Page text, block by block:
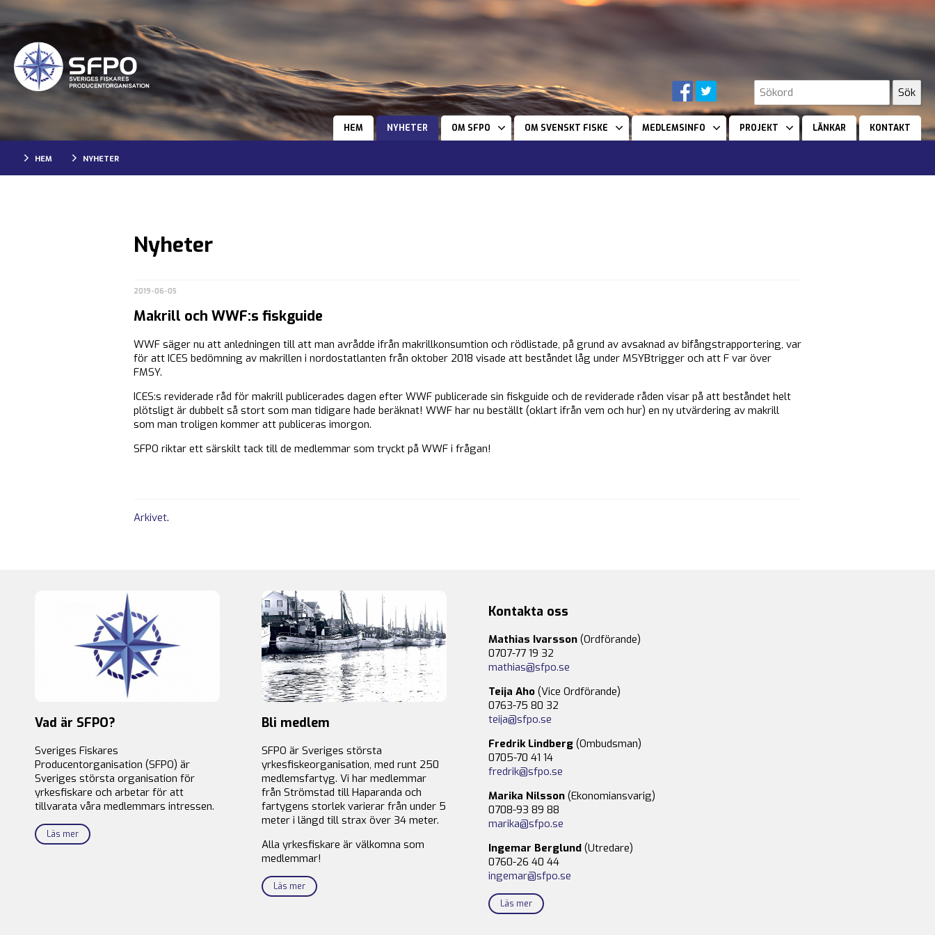
HEM NYHETER OM SFPO OM SVENSKT FISKE MEDLEMSINFO PROJEKT LÄNKAR KONTAKT
HEM NYHETER
Nyheter
2019-06-05
Makrill och WWF:s fiskguide
WWF säger nu att anledningen till att man avrådde ifrån makrillkonsumtion och rödlistade, på grund av avsaknad av bifångstrapportering, var
för att ICES bedömning av makrillen i nordostatlanten från oktober 2018 visade att beståndet låg under MSYBtrigger och att F var över
FMSY.
ICES:s reviderade råd för makrill publicerades dagen efter WWF publicerade sin fiskguide och de reviderade råden visar på att beståndet helt
plötsligt är dubbelt så stort som man tidigare hade beräknat! WWF har nu beställt (oklart ifrån vem och hur) en ny utvärdering av makrill
som man troligen kommer att publiceras imorgon.
SFPO riktar ett särskilt tack till de medlemmar som tryckt på WWF i frågan!
Arkivet.
Vad är SFPO?
Sveriges Fiskares
Producentorganisation (SFPO) är
Sveriges största organisation för
yrkesfiskare och arbetar för att
tillvarata våra medlemmars intressen.
Läs mer
Bli medlem
SFPO är Sveriges största
yrkesfiskeorganisation, med runt 250
medlemsfartyg. Vi har medlemmar
från Strömstad till Haparanda och
fartygens storlek varierar från under 5
meter i längd till strax över 34 meter.
Alla yrkesfiskare är välkomna som
medlemmar!
Läs mer
Kontakta oss
Mathias Ivarsson (Ordförande)
0707-77 19 32
mathias@sfpo.se
Teija Aho (Vice Ordförande)
0763-75 80 32
teija@sfpo.se
Fredrik Lindberg (Ombudsman)
0705-70 41 14
fredrik@sfpo.se
Marika Nilsson (Ekonomiansvarig)
0708-93 89 88
marika@sfpo.se
Ingemar Berglund (Utredare)
0760-26 40 44
ingemar@sfpo.se
Läs mer